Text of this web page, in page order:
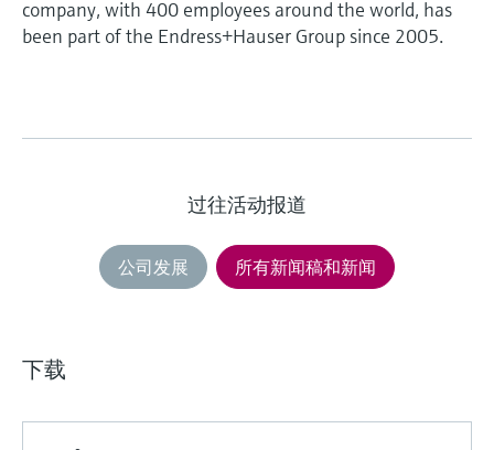
company, with 400 employees around the world, has
been part of the Endress+Hauser Group since 2005.
过往活动报道
公司发展 所有新闻稿和新闻
下载